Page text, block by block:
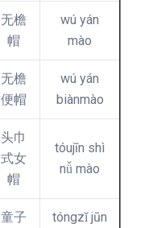
无檐
帽
wú yán
mào
无檐
便帽
wú yán
biànmào
头巾
式女
帽
tóujīn shì
nǚ mào
童子
tóngzǐ jūn